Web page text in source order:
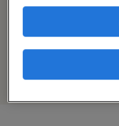
eTalent_JP-